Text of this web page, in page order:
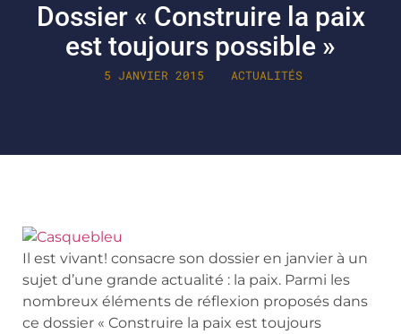
Dossier « Construire la paix
est toujours possible »
5 JANVIER 2015 ACTUALITÉS
Il est vivant! consacre son dossier en janvier à un
sujet d’une grande actualité : la paix. Parmi les
nombreux éléments de réflexion proposés dans
ce dossier « Construire la paix est toujours